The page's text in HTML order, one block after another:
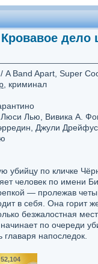
дело
Band Apart, Super
, криминал
Лью, Вивика А.
Джули
убийцу по кличке
человек по имени
— пролежав
в себя. Она горит
безжалостная
по очереди
напоследок.
52,104